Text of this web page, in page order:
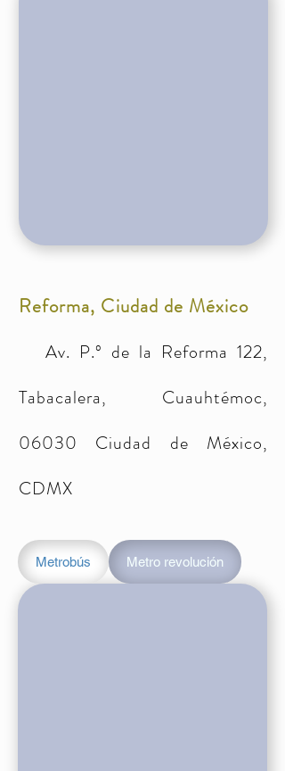
Reforma, Ciudad de México
Av. P.º de la Reforma 122,
Tabacalera, Cuauhtémoc,
06030 Ciudad de México,
CDMX
Metrobús Metro revolución